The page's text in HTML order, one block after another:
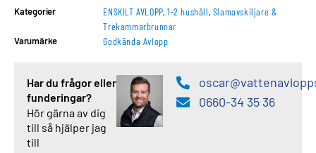
Kategorier
ENSKILT AVLOPP,1-2 hushåll, Slamavskiljare &
Trekammarbrunnar
Varumärke Godkända Avlopp
Har du frågor eller
funderingar?
Hör gärna av dig
till så hjälper jag
till
0660-34 35 36